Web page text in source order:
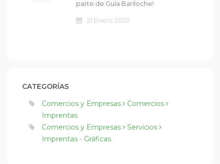
parte de Guía Bariloche!
21 Enero 2020
CATEGORÍAS
Comercios y Empresas
Comercios
Imprentas
Comercios y Empresas
Servicios
Imprentas - Gráficas